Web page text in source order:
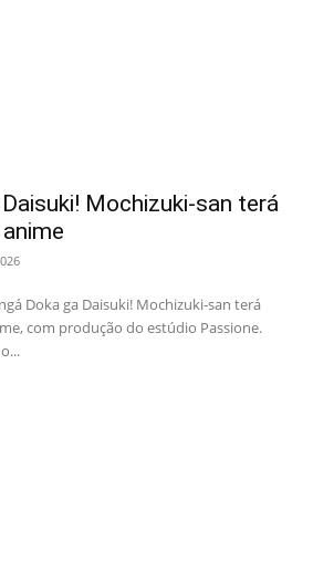
Mochizuki-san terá
Doka ga Daisuki! Mochizuki-san terá
com produção do estúdio Passione.